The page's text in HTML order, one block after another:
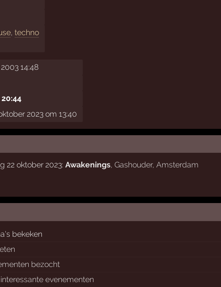
,techno
14:48
2023 om 13:40
22 oktober 2023: Awakenings, Gashouder, Amsterdam
bekeken
bezocht
evenementen